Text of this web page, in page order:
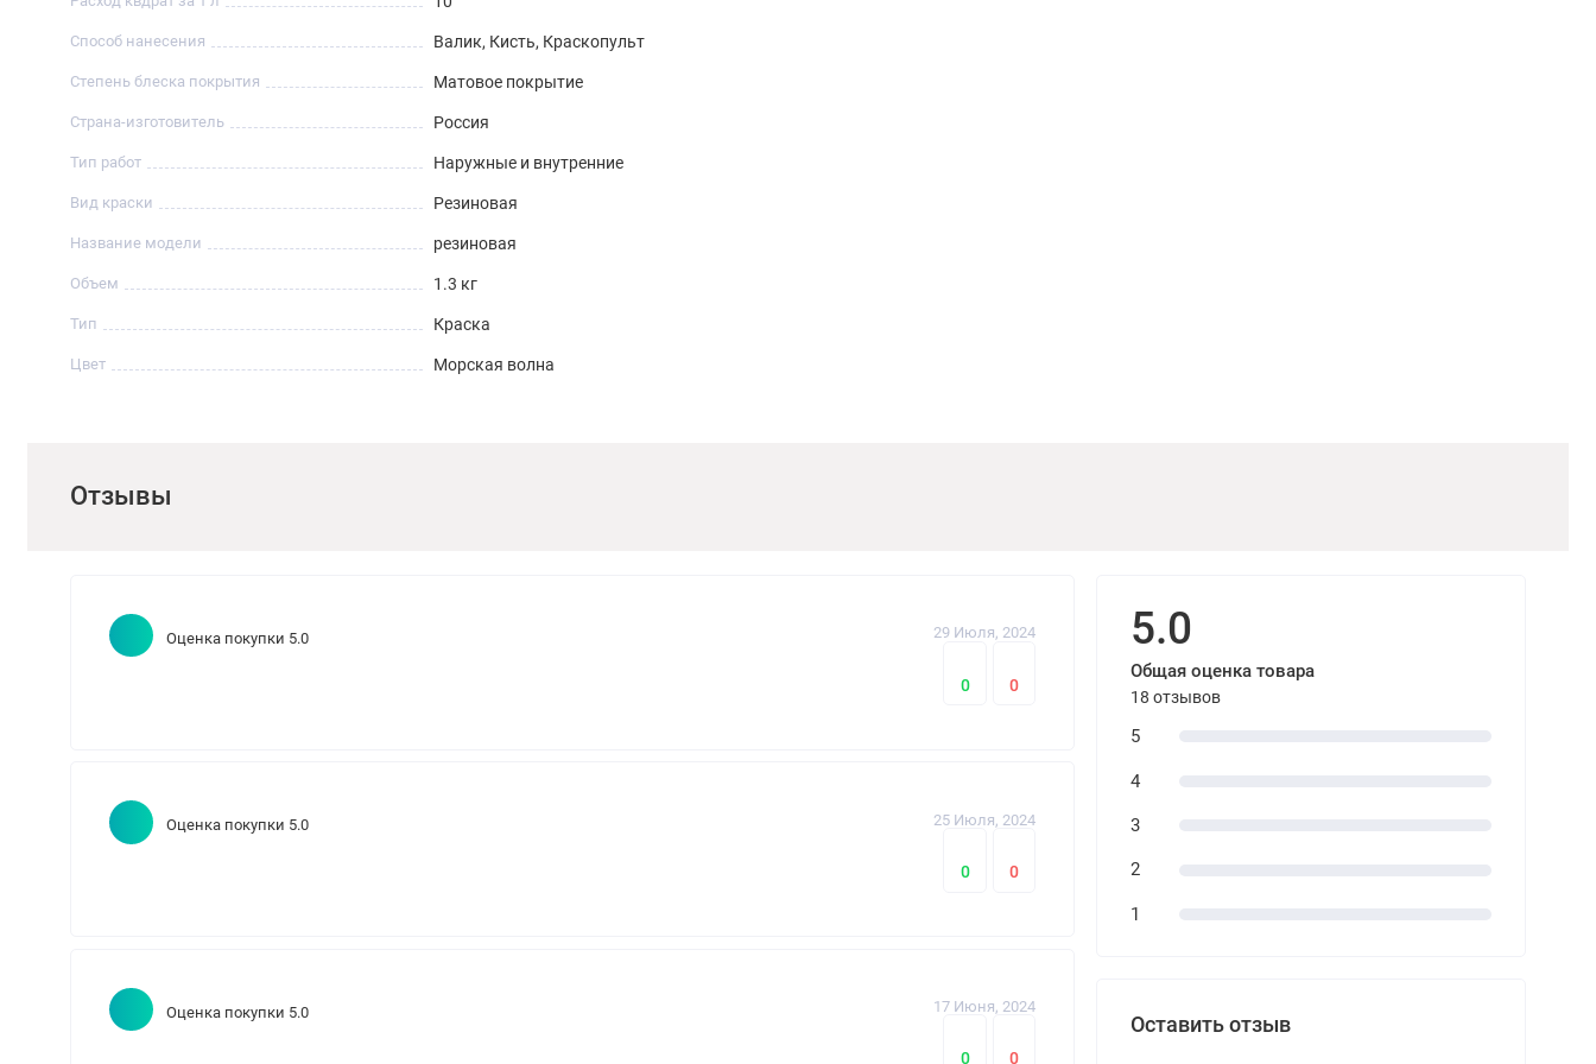
Способ нанесения Валик, Кисть, Краскопульт
Степень блеска покрытия Матовое покрытие
Страна-изготовитель Россия
Тип работ Наружные и внутренние
Вид краски Резиновая
Название модели резиновая
Объем 1.3 кг
Тип Краска
Цвет Морская волна
Отзывы
Оценка покупки 5.0 29 Июля, 2024
0 0
Оценка покупки 5.0 25 Июля, 2024
0 0
Оценка покупки 5.0 17 Июня, 2024
0 0
5.0
Общая оценка товара
18 отзывов
5
4
3
2
1
Оставить отзыв